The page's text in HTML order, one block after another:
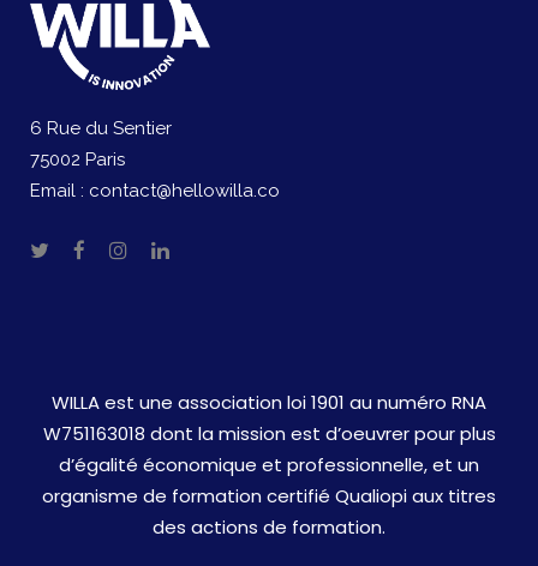
6 Rue du Sentier
75002 Paris
Email : contact@hellowilla.co
WILLA est une association loi 1901 au numéro RNA
W751163018 dont la mission est d’oeuvrer pour plus
d’égalité économique et professionnelle, et un
organisme de formation certifié Qualiopi aux titres
des actions de formation.